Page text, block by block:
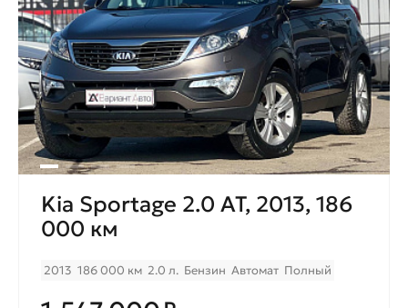
Kia Sportage 2.0 AT, 2013, 186
000 км
2013 186 000 км 2.0 л. Бензин Автомат Полный